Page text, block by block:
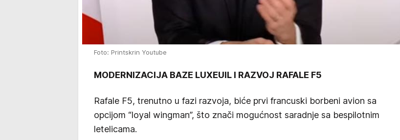
Foto: Printskrin Youtube
MODERNIZACIJA BAZE LUXEUIL I RAZVOJ RAFALE F5
Rafale F5, trenutno u fazi razvoja, biće prvi francuski borbeni avion sa
opcijom “loyal wingman”, što znači mogućnost saradnje sa bespilotnim
letelicama.